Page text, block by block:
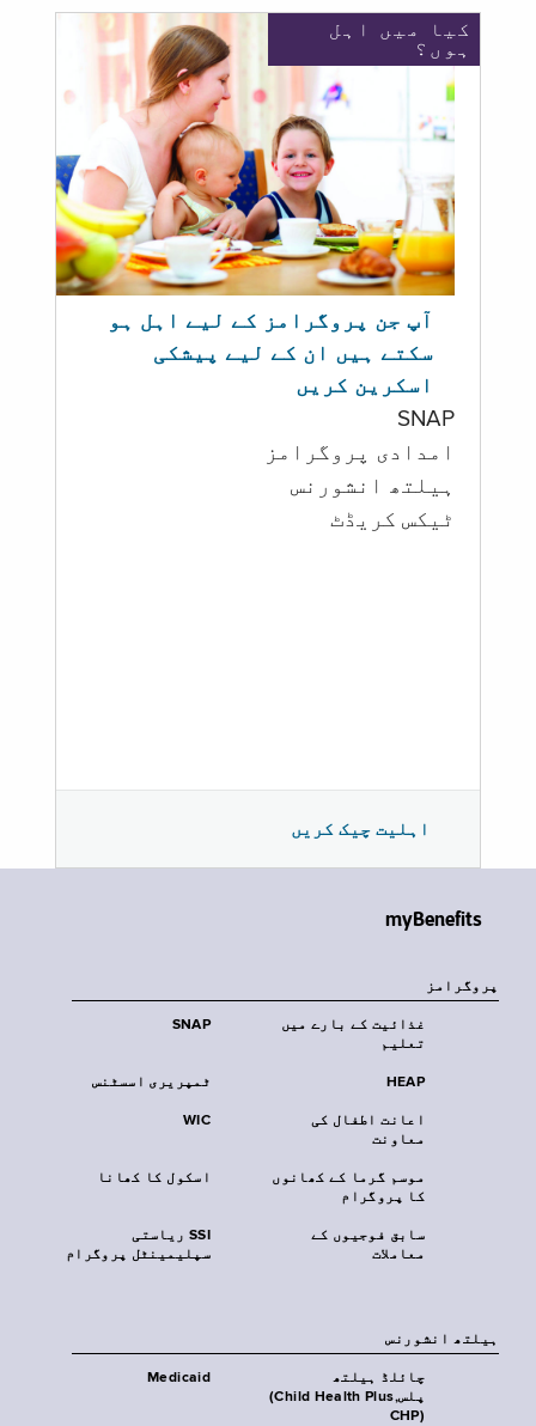
کیا میں اہل
ہوں؟
آپ جن پروگرامز کے لیے اہل ہو
سکتے ہیں ان کے لیے پیشکی
اسکرین کریں
SNAP
امدادی پروگرامز
‏ہیلتھ انشورنس
ٹیکس کریڈٹ
اہلیت چیک کریں
myBenefits
پروگرامز
SNAP
غذائیت کے بارے میں
تعلیم
ٹمپریری اسسٹنس HEAP
WIC
اعانت اطفال کی
معاونت
اسکول کا کھانا
موسم گرما کے کھانوں
کا پروگرام
SSI ریاستی
سپلیمینٹل پروگرام
سابق فوجیوں کے
معاملات
‏ہیلتھ انشورنس
Medicaid
چائلڈ ہیلتھ
پلس‎(Child Health Plus,
CHP)‎